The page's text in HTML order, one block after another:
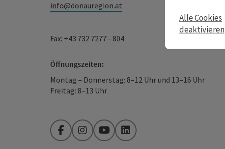
info@donauregion.at
Fax: +43 732 7277 - 804
Öffnungszeiten:
Montag – Donnerstag: 8–12 Uhr und 13–16 Uhr
Freitag: 8–13 Uhr
FacebookInstagramYouTubeLinkedIn
Alle Cookies
deaktivieren